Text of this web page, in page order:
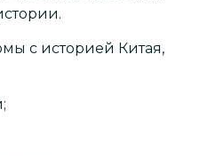
с историей Китая,